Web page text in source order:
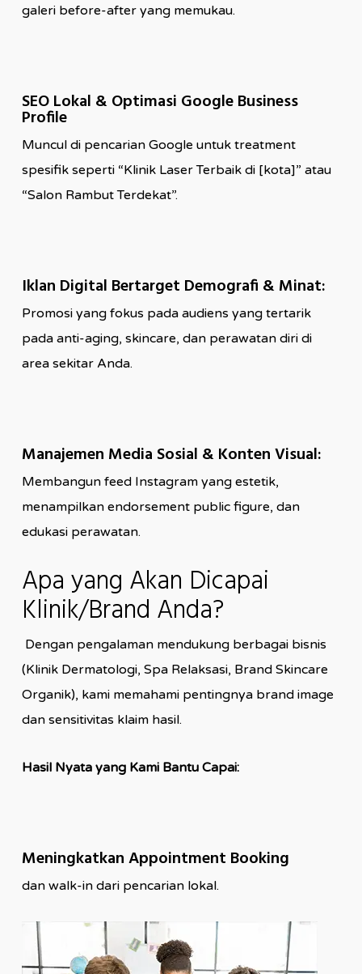
galeri before-after yang memukau.
SEO Lokal & Optimasi Google Business
Profile
Muncul di pencarian Google untuk treatment
spesifik seperti “Klinik Laser Terbaik di [kota]” atau
“Salon Rambut Terdekat”.
Iklan Digital Bertarget Demografi & Minat:
Promosi yang fokus pada audiens yang tertarik
pada anti-aging, skincare, dan perawatan diri di
area sekitar Anda.
Manajemen Media Sosial & Konten Visual:
Membangun feed Instagram yang estetik,
menampilkan endorsement public figure, dan
edukasi perawatan.
Apa yang Akan Dicapai
Klinik/Brand Anda?
Dengan pengalaman mendukung berbagai bisnis
(Klinik Dermatologi, Spa Relaksasi, Brand Skincare
Organik), kami memahami pentingnya brand image
dan sensitivitas klaim hasil.
Hasil Nyata yang Kami Bantu Capai:
Meningkatkan Appointment Booking
dan walk-in dari pencarian lokal.